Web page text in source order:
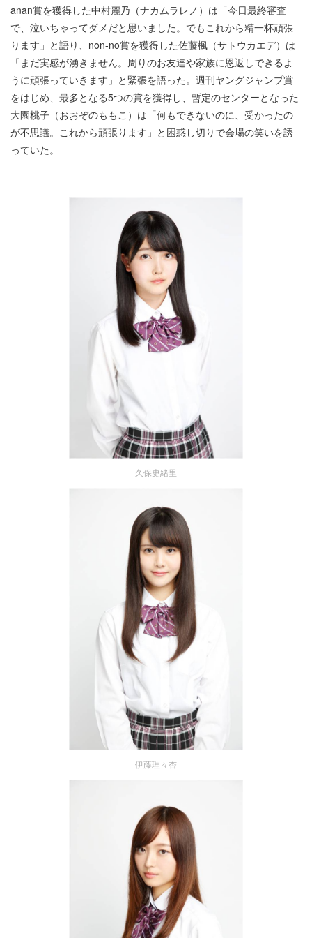
anan賞を獲得した中村麗乃（ナカムラレノ）は「今日最終審査
で、泣いちゃってダメだと思いました。でもこれから精一杯頑張
ります」と語り、non-no賞を獲得した佐藤楓（サトウカエデ）は
「まだ実感が湧きません。周りのお友達や家族に恩返しできるよ
うに頑張っていきます」と緊張を語った。週刊ヤングジャンプ賞
をはじめ、最多となる5つの賞を獲得し、暫定のセンターとなった
大園桃子（おおぞのももこ）は「何もできないのに、受かったの
が不思議。これから頑張ります」と困惑し切りで会場の笑いを誘
っていた。
久保史緒里
伊藤理々杏